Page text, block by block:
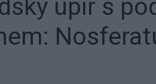
upír s